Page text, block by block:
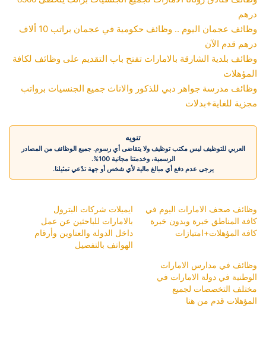
درهم
وظائف عجمان اليوم .. وظائف حكومية في عجمان براتب 10 ألاف
درهم قدم الآن
وظائف بلدية الشارقة بالامارات تفتح باب التقديم على وظائف لكافة
المؤهلات
وظائف مدرسة جواهر دبي للذكور والاناث جميع الجنسيات برواتب
مجزية للغاية+بدلات
تنويه
العربي للتوظيف ليس مكتب توظيف ولا يتقاضى أي رسوم. جميع الوظائف من المصادر
الرسمية، وخدمتنا مجانية 100%.
يرجى عدم دفع أي مبالغ مالية لأي شخص أو جهة تدّعي تمثيلنا.
وظائف صحف الامارات اليوم في
كافة المناطق خبرة وبدون خبرة
كافة المؤهلات+امتيازات
ايميلات شركات البترول
بالامارات للباحثين عن عمل
داخل الدولة والعناوين وأرقام
الهواتف بالتفصيل
وظائف في مدارس الامارات
الوطنية في دولة الامارات في
مختلف التخصصات لجميع
المؤهلات قدم من هنا